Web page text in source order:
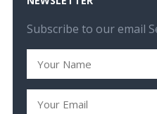
Subscribe to our email